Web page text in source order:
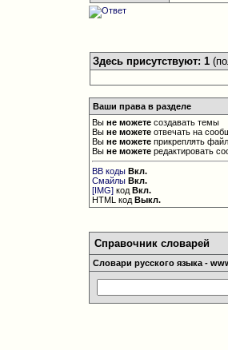
Здесь присутствуют: 1
Ваши права в разделе
Выне можете создавать темы
Выне можете отвечать на
Выне можете прикреплять
Выне можете редактировать
BB коды Вкл.
Смайлы Вкл.
[IMG] кодВкл.
HTML кодВыкл.
Справочник словарей
Словари русского языка -